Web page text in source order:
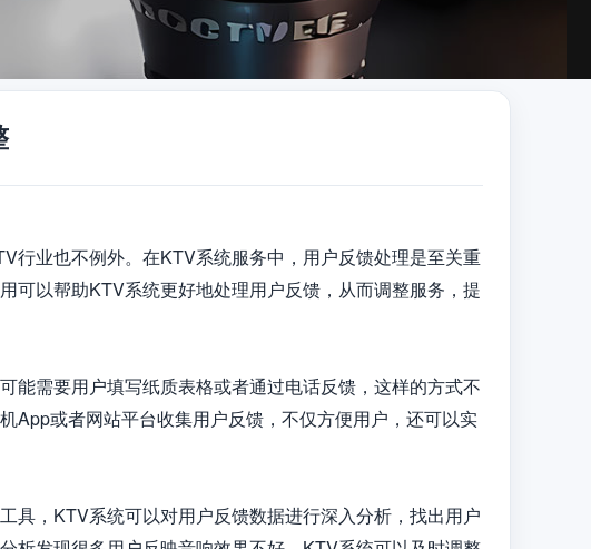
行业也不例外。在KTV系统服务中，用户反馈处理是至关重
可以帮助KTV系统更好地处理用户反馈，从而调整服务，提
能需要用户填写纸质表格或者通过电话反馈，这样的方式不
App或者网站平台收集用户反馈，不仅方便用户，还可以实
具，KTV系统可以对用户反馈数据进行深入分析，找出用户